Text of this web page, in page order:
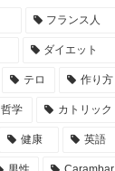
フランス人
ダイエット
テロ 作り方
哲学 カトリック
健康 英語